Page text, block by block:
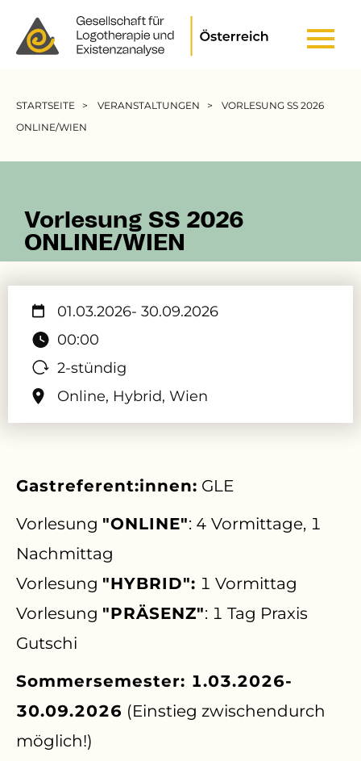
STARTSEITE VERANSTALTUNGEN
VORLESUNG SS 2026
ONLINE/WIEN
Vorlesung SS 2026
ONLINE/WIEN
01.03.2026- 30.09.2026
00:00
2-stündig
Online, Hybrid, Wien
Gastreferent:innen: GLE
Vorlesung "ONLINE": 4 Vormittage, 1
Nachmittag
Vorlesung "HYBRID": 1 Vormittag
Vorlesung "PRÄSENZ": 1 Tag Praxis
Gutschi
Sommersemester: 1.03.2026-
30.09.2026 (Einstieg zwischendurch
möglich!)